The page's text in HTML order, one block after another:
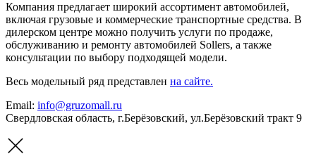
Компания предлагает широкий ассортимент автомобилей,
включая грузовые и коммерческие транспортные средства. В
дилерском центре можно получить услуги по продаже,
обслуживанию и ремонту автомобилей Sollers, а также
консультации по выбору подходящей модели.
Весь модельный ряд представлен на сайте.
Email: info@gruzomall.ru
Свердловская область, г.Берёзовский, ул.Берёзовский тракт 9